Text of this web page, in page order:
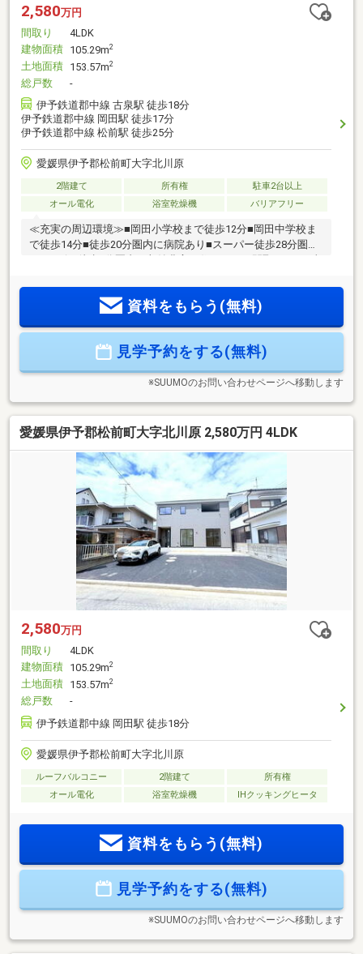
2,580万円
間取り
4LDK
建物面積 105.29m2
土地面積 153.57m2
総戸数
-
伊予鉄道郡中線 古泉駅 徒歩18分
伊予鉄道郡中線 岡田駅 徒歩17分
伊予鉄道郡中線 松前駅 徒歩25分
愛媛県伊予郡松前町大字北川原
2階建て 所有権
駐車2台以上
オール電化
浴室乾燥機 バリアフリー
≪充実の周辺環境≫■岡田小学校まで徒歩12分■岡田中学校ま
で徒歩14分■徒歩20分圏内に病院あり■スーパー徒歩28分圏内
でも安心のインナーバルコニー≪安心の住宅性能≫■高断熱×
耐震等級3×低価格の新築住宅!■住宅性能表示制度7項目で最高
資料をもらう(無料)
見学予約をする(無料)
※SUUMOのお問い合わせページへ移動します
愛媛県伊予郡松前町大字北川原 2,580万円 4LDK
2,580万円
間取り
4LDK
建物面積 105.29m2
土地面積 153.57m2
総戸数
-
伊予鉄道郡中線 岡田駅 徒歩18分
愛媛県伊予郡松前町大字北川原
ルーフバルコニー 2階建て
所有権
オール電化
浴室乾燥機 IHクッキングヒータ
資料をもらう(無料)
見学予約をする(無料)
※SUUMOのお問い合わせページへ移動します